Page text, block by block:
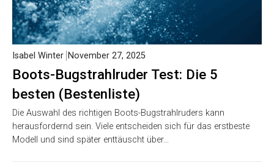
Boots-Bugstrahlruder Test: Die 5
besten (Bestenliste)
Isabel Winter November 27, 2025
Die Auswahl des richtigen Boots-Bugstrahlruders kann
herausfordernd sein. Viele entscheiden sich für das erstbeste
Modell und sind später enttäuscht über…